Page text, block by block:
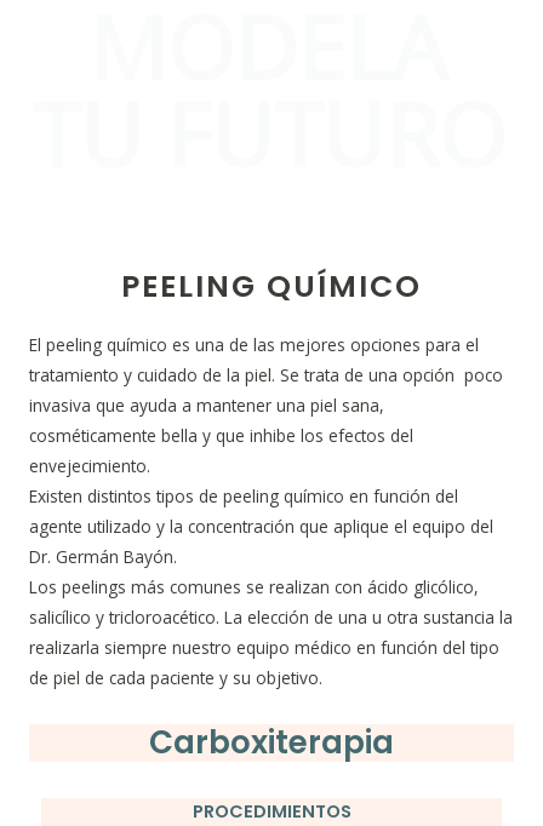
PEELING QUÍMICO
El peeling químico es una de las mejores opciones para el
tratamiento y cuidado de la piel. Se trata de una opción poco
invasiva que ayuda a mantener una piel sana,
cosméticamente bella y que inhibe los efectos del
envejecimiento.
Existen distintos tipos de peeling químico en función del
agente utilizado y la concentración que aplique el equipo del
Dr. Germán Bayón.
Los peelings más comunes se realizan con ácido glicólico,
salicílico y tricloroacético. La elección de una u otra sustancia la
realizarla siempre nuestro equipo médico en función del tipo
de piel de cada paciente y su objetivo.
Carboxiterapia
PROCEDIMIENTOS